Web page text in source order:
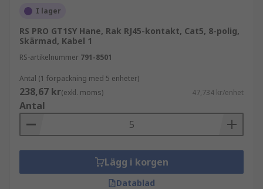
I lager
RS PRO GT1SY Hane, Rak RJ45-kontakt, Cat5, 8-polig,
Skärmad, Kabel 1
RS-artikelnummer 791-8501
Antal (1 förpackning med 5 enheter)
238,67 kr(exkl. moms) 47,734 kr/enhet
Antal
Lägg i korgen
Datablad